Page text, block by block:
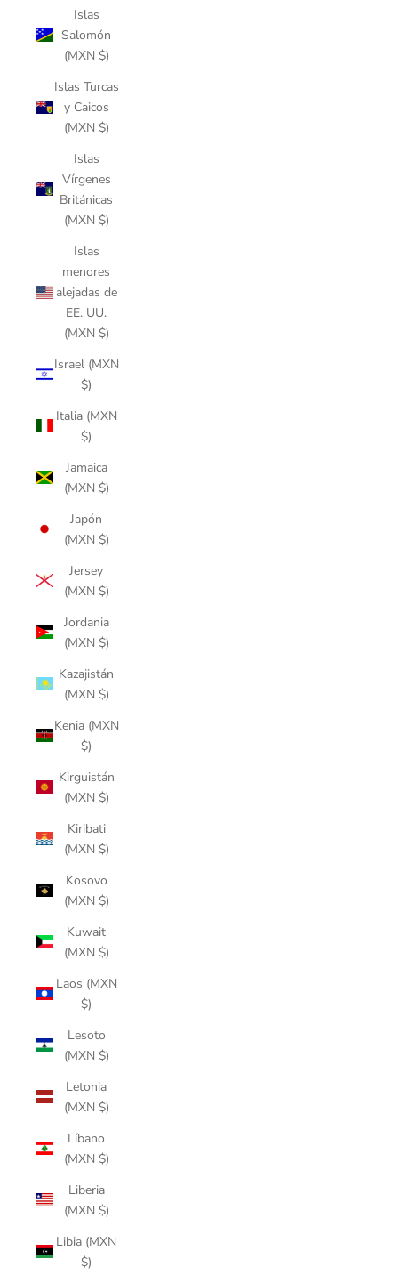
Islas
Salomón
(MXN $)
Islas Turcas
y Caicos
(MXN $)
Islas
Vírgenes
Británicas
(MXN $)
Islas
menores
alejadas de
EE. UU.
(MXN $)
Israel (MXN
$)
Italia (MXN
$)
Jamaica
(MXN $)
Japón
(MXN $)
Jersey
(MXN $)
Jordania
(MXN $)
Kazajistán
(MXN $)
Kenia (MXN
$)
Kirguistán
(MXN $)
Kiribati
(MXN $)
Kosovo
(MXN $)
Kuwait
(MXN $)
Laos (MXN
$)
Lesoto
(MXN $)
Letonia
(MXN $)
Líbano
(MXN $)
Liberia
(MXN $)
Libia (MXN
$)